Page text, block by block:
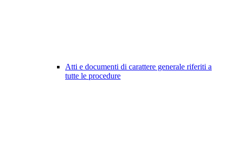
Atti e documenti di carattere generale riferiti a
tutte le procedure